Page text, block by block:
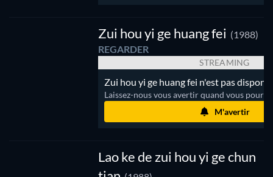
Zui hou yi ge huang fei (1988)
REGARDER
STREAMING
Zui hou yi ge huang fei n'est pas
Laissez-nous vous avertir quand vous
M'avertir
Lao ke de zui hou yi ge chun